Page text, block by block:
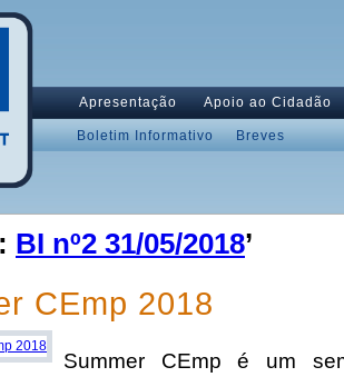
Apresentação Apoio ao Cidadão
Boletim Informativo Breves
BI nº2 31/05/2018’
CEmp 2018
Summer CEmp é um